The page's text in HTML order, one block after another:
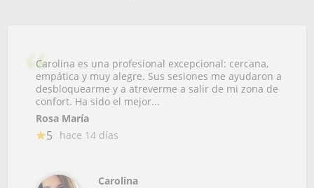
Carolina es una profesional excepcional: cercana,
empática y muy alegre. Sus sesiones me ayudaron a
desbloquearme y a atreverme a salir de mi zona de
confort. Ha sido el mejor...
Rosa María
5 hace 14 días
Carolina